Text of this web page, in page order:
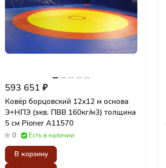
593 651 ₽
Ковёр борцовский 12х12 м основа
Э+НПЭ (экв. ПВВ 160кг/м3) толщина
5 см Pioner A11570
0 Есть в наличии
В корзину